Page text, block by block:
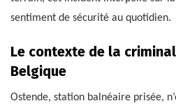
sentiment de sécurité au quotidien.
Le contexte de la
Belgique
Ostende, station balnéaire prisée,